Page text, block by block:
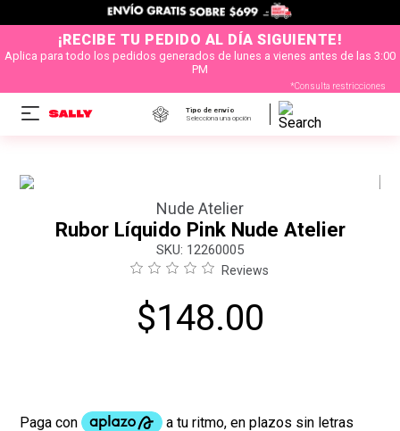
¡RECIBE TU PEDIDO AL DÍA SIGUIENTE!
Aplica para todo los pedidos generados de lunes a vienes antes de las 3:00
PM
*Consulta restricciones
Tipo de envío
Selecciona una opción
Nude Atelier
Rubor Líquido Pink Nude Atelier
: 12260005
Reviews
$148.00